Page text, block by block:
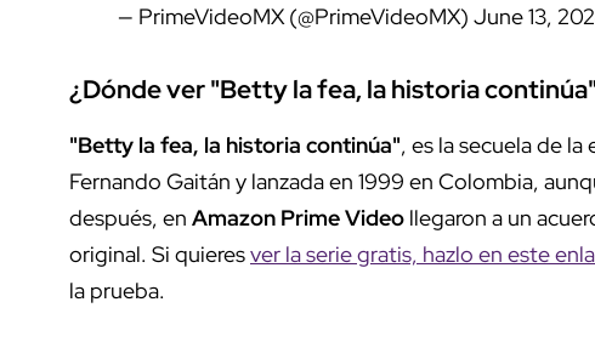
— PrimeVideoMX (@PrimeVideoMX) June 13,
¿Dónde ver "Betty la fea, la historia
"Betty la fea, la historia continúa", es la secuela de
Fernando Gaitán y lanzada en 1999 en Colombia,
después, en Amazon Prime Video llegaron a un
original. Si quieresver la serie gratis, hazlo en este
la prueba.